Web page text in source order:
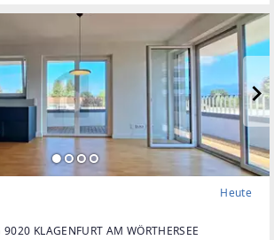
Heute
KLAGENFURT AM WÖRTHERSEE